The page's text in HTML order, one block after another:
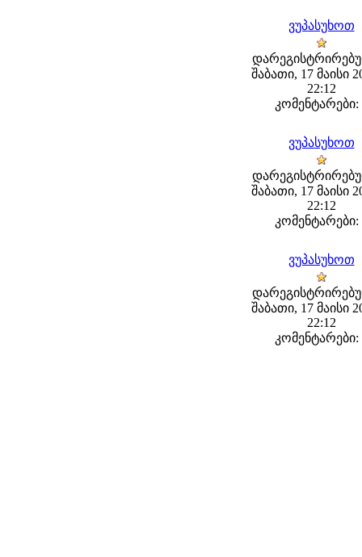
ვუპასუხოთ
შაბათი, 17 მაისი
22:12
კომენტარები:
ვუპასუხოთ
შაბათი, 17 მაისი
22:12
კომენტარები:
ვუპასუხოთ
შაბათი, 17 მაისი
22:12
კომენტარები: